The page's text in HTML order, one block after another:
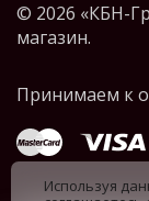
© 2026 «КБН-
магазин.
Используя